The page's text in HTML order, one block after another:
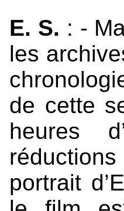
E. S. : -
les
de cette
heures
portrait